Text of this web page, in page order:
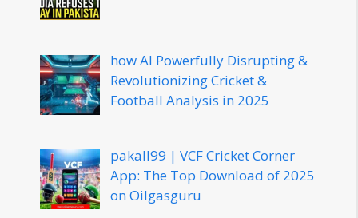
how AI Powerfully Disrupting &
Revolutionizing Cricket &
Football Analysis in 2025
pakall99 | VCF Cricket Corner
App: The Top Download of 2025
on Oilgasguru